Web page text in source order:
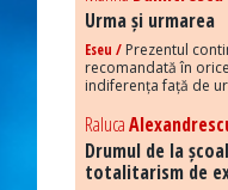
Urma și urmarea
Eseu / Prezentul
recomandată în
indiferența față de
Raluca
Drumul de la
totalitarism de